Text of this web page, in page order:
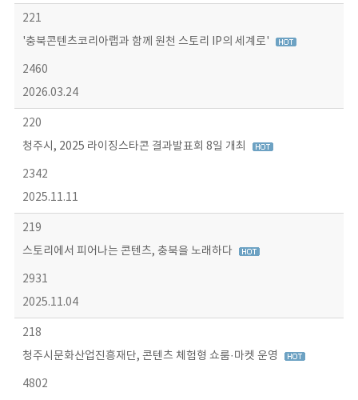
221
'충북콘텐츠코리아랩과 함께 원천 스토리 IP의 세계로'
2460
2026.03.24
220
청주시, 2025 라이징스타콘 결과발표회 8일 개최
2342
2025.11.11
219
스토리에서 피어나는 콘텐츠, 충북을 노래하다
2931
2025.11.04
218
청주시문화산업진흥재단, 콘텐츠 체험형 쇼룸·마켓 운영
4802